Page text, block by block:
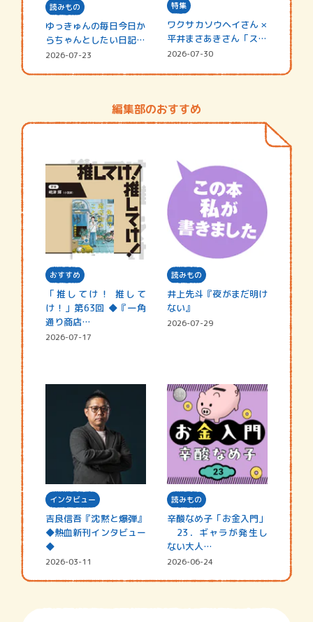
読みもの
ゆっきゅんの毎日今日か
らちゃんとしたい日記
☆202…
2026-07-23
特集
ワクサカソウヘイさん ×
平井まさあきさん「スペ
シャ…
2026-07-30
編集部のおすすめ
おすすめ
「推してけ！ 推して
け！」第63回 ◆『一角
通り商店…
2026-07-17
読みもの
井上先斗『夜がまだ明け
ない』
2026-07-29
インタビュー
吉良信吾『沈黙と爆弾』
◆熱血新刊インタビュー
◆
2026-03-11
読みもの
辛酸なめ子「お金入門」
23．ギャラが発生し
ない大人…
2026-06-24